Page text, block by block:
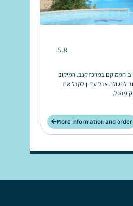
5.8
הוא מלון 3 כוכבים הממוקם במרכז קנב. המיקום
לפעולה אבל עדיין לקבל את
מהכל.
More information and order